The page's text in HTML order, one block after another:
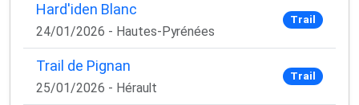
×
🚴‍♂️ Rejoignez la communauté des coureurs
et triathlètes passionnés
Rejoignez des milliers de sportifs passionnés et
Hard'iden Blanc
24/01/2026 - Hautes-Pyrénées
Trail
Trail de Pignan
25/01/2026 - Hérault
Trail